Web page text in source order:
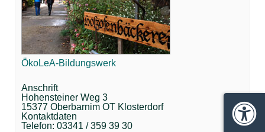
ÖkoLeA-Bildungswerk
Anschrift
Hohensteiner Weg 3
15377 Oberbarnim OT Klosterdorf
Kontaktdaten
Telefon: 03341 / 359 39 30